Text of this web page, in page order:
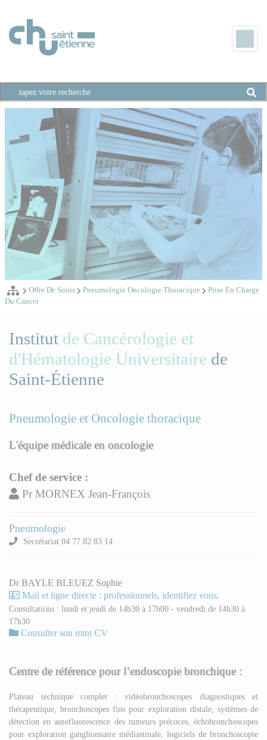
Offre De Soins Pneumologie Oncologie Thoracique
Prise En Charge
Du Cancer
Institut de Cancérologie et
d'Hématologie Universitaire de
Saint-Étienne
Pneumologie et Oncologie thoracique
L'équipe médicale en oncologie
Chef de service :
Pr MORNEX Jean-François
Pneumologie
Secrétariat 04 77 82 83 14
Dr BAYLE BLEUEZ Sophie
Mail et ligne directe : professionnels, identifiez vous.
Consultations : lundi et jeudi de 14h30 à 17h00 - vendredi de 14h30 à
17h30
Consulter son mini CV
Centre de référence pour l’endoscopie bronchique :
Plateau technique complet : vidéobronchoscopes diagnostiques et
thérapeutique, bronchoscopes fins pour exploration distale, systèmes de
détection en autofluorescence des tumeurs précoces, échobronchoscopes
pour exploration ganglionnaire médiastinale, logiciels de bronchoscopie